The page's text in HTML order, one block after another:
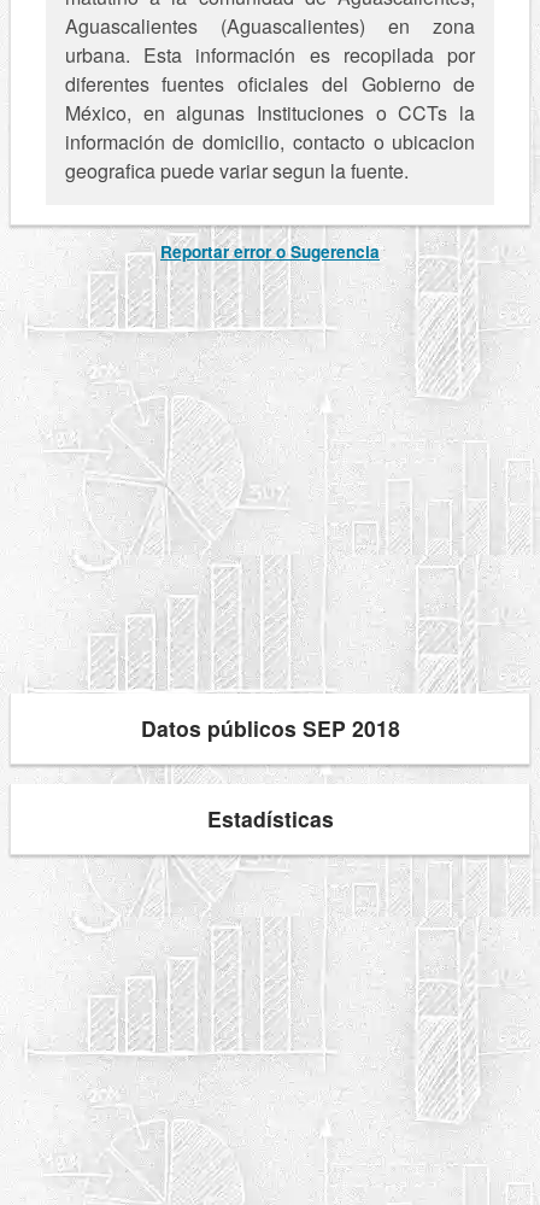
Aguascalientes (Aguascalientes) en zona
urbana. Esta información es recopilada por
diferentes fuentes oficiales del Gobierno de
México, en algunas Instituciones o CCTs la
información de domicilio, contacto o ubicacion
geografica puede variar segun la fuente.
Reportar error o Sugerencia
Datos públicos SEP 2018
Estadísticas